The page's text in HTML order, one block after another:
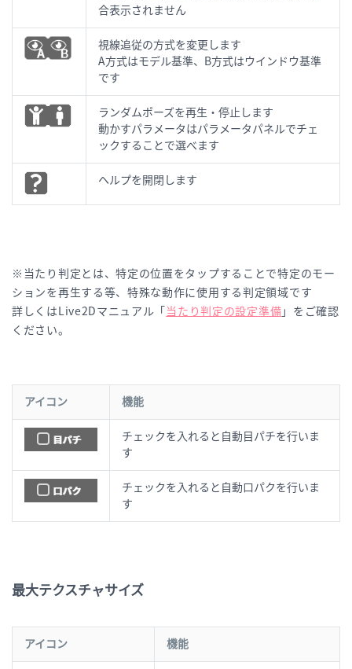
合表示されません
視線追従の方式を変更します
A方式はモデル基準、B方式はウインドウ基準
です
ランダムポーズを再生・停止します
動かすパラメータはパラメータパネルでチェ
ックすることで選べます
ヘルプを開閉します
※当たり判定とは、特定の位置をタップすることで特定のモー
ションを再生する等、特殊な動作に使用する判定領域です
詳しくはLive2Dマニュアル「当たり判定の設定準備」をご確認
ください。
アイコン 機能
チェックを入れると自動目パチを行いま
す
チェックを入れると自動口パクを行いま
す
最大テクスチャサイズ
アイコン 機能